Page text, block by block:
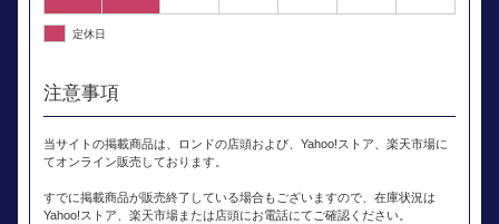
定休日
注意事項
当サイトの掲載商品は、ロンドの店頭および、Yahoo!ストア、楽天市場に
てオンライン販売しております。
すでに掲載商品が販売終了している場合もございますので、在庫状況は
Yahoo!ストア、楽天市場または店頭にお電話にてご確認ください。